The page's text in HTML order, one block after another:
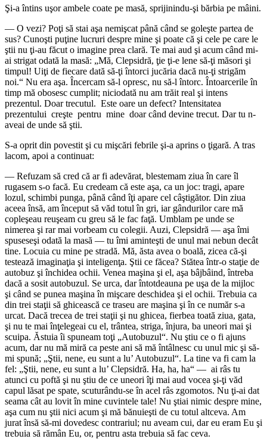
Şi-a întins uşor ambele coate pe masă, sprijinindu-şi bărbia pe mâini.
― O vezi? Poţi să stai aşa nemişcat până când se goleşte partea de
sus? Cunoşti puţine lucruri despre mine şi poate că şi cele pe care le
ştii nu ţi-au făcut o imagine prea clară. Te mai aud şi acum când mi-
ai strigat odată la masă: „Mă, Clepsidră, ţie ţi-e lene să-ţi măsori şi
timpul! Uiţi de fiecare dată să-ţi întorci jucăria dacă nu-ţi strigăm
noi.“ Nu era aşa. Încercam să-l opresc, nu să-l întorc. Întoarcerile în
timp mă obosesc cumplit; niciodată nu am trăit real şi intens
prezentul. Doar trecutul. Este oare un defect? Intensitatea
prezentului creşte pentru mine doar când devine trecut. Dar tu n-
aveai de unde să ştii.
S-a oprit din povestit şi cu mişcări febrile şi-a aprins o ţigară. A tras
lacom, apoi a continuat:
― Refuzam să cred că ar fi adevărat, blestemam ziua în care îl
rugasem s-o facă. Eu credeam că este aşa, ca un joc: tragi, apare
lozul, schimbi punga, până când îţi apare cel câştigător. Din ziua
aceea însă, am început să văd totul în gri, iar gândurilor care mă
copleşeau reuşeam cu greu să le fac faţă. Umblam pe unde se
nimerea şi rar mai vorbeam cu colegii. Auzi, Clepsidră ― aşa îmi
spuseseşi odată la masă ― tu îmi aminteşti de unul mai nebun decât
tine. Locuia cu mine pe stradă. Mă, ăsta avea o boală, zicea că-şi
testează imaginaţia şi inteligenţa. Ştii ce făcea? Stătea într-o staţie de
autobuz şi închidea ochii. Venea maşina şi el, aşa bâjbâind, întreba
dacă a sosit autobuzul. Se urca, dar întotdeauna pe uşa de la mijloc
şi când se punea maşina în mişcare deschidea şi el ochii. Trebuia ca
din trei staţii să ghicească ce traseu are maşina şi în ce număr s-a
urcat. Dacă trecea de trei staţii şi nu ghicea, fierbea toată ziua, gata,
şi nu te mai înţelegeai cu el, trântea, striga, înjura, ba uneori mai şi
scuipa. Ăstuia îi spuneam toţi „Autobuzul“. Nu ştiu ce o fi ajuns
acum, dar nu mă miră ca peste ani să mă întâlnesc cu unul mic şi să-
mi spună; „Ştii, nene, eu sunt a lu’ Autobuzul“. La tine va fi cam la
fel: „Ştii, nene, eu sunt a lu’ Clepsidră. Ha, ha, ha“ ― ai râs tu
atunci cu poftă şi nu ştiu de ce uneori îţi mai aud vocea şi-ţi văd
capul lăsat pe spate, scuturându-se în acel râs zgomotos. Nu ţi-ai dat
seama cât au lovit în mine cuvintele tale! Nu ştiai nimic despre mine,
aşa cum nu ştii nici acum şi mă bănuieşti de cu totul altceva. Am
jurat însă să-mi dovedesc contrariul; nu aveam cui, dar eu eram Eu şi
trebuia să rămân Eu, or, pentru asta trebuia să fac ceva.